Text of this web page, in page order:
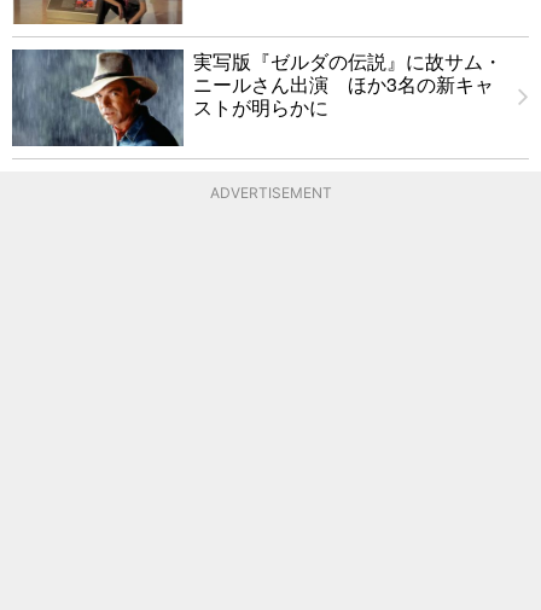
実写版『ゼルダの伝説』に故サム・
ニールさん出演 ほか3名の新キャ
ストが明らかに
ADVERTISEMENT